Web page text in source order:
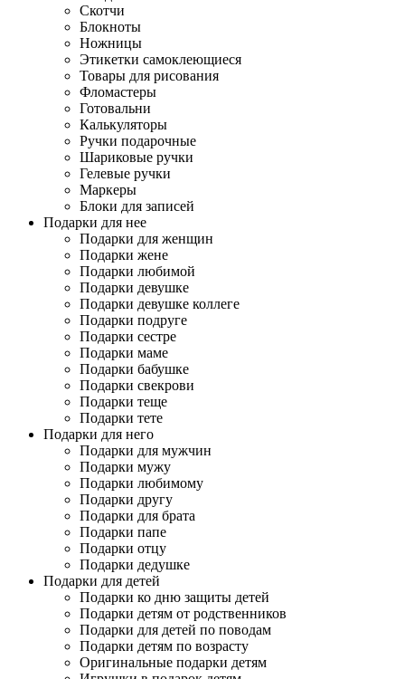
Скотчи
Блокноты
Ножницы
Этикетки самоклеющиеся
Товары для рисования
Фломастеры
Готовальни
Калькуляторы
Ручки подарочные
Шариковые ручки
Гелевые ручки
Маркеры
Блоки для записей
Подарки для нее
Подарки для женщин
Подарки жене
Подарки любимой
Подарки девушке
Подарки девушке коллеге
Подарки подруге
Подарки сестре
Подарки маме
Подарки бабушке
Подарки свекрови
Подарки теще
Подарки тете
Подарки для него
Подарки для мужчин
Подарки мужу
Подарки любимому
Подарки другу
Подарки для брата
Подарки папе
Подарки отцу
Подарки дедушке
Подарки для детей
Подарки ко дню защиты детей
Подарки детям от родственников
Подарки для детей по поводам
Подарки детям по возрасту
Оригинальные подарки детям